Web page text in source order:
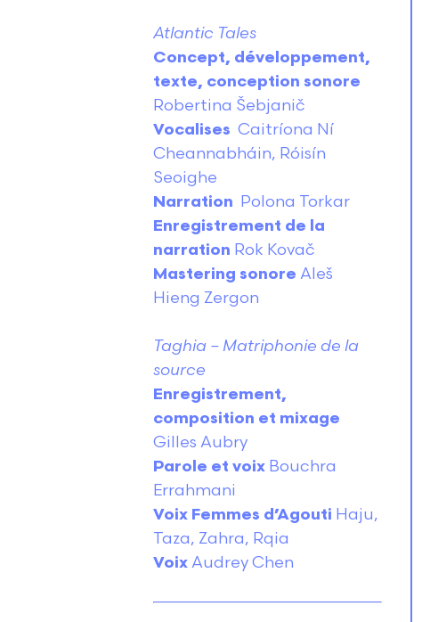
Atlantic Tales
Concept, développement,
texte, conception sonore
Robertina Šebjanič
Vocalises Caitríona Ní
Cheannabháin, Róisín
Seoighe
Narration Polona Torkar
Enregistrement de la
narration Rok Kovač
Mastering sonore Aleš
Hieng Zergon
Taghia – Matriphonie de la
source
Enregistrement,
composition et mixage
Gilles Aubry
Parole et voix Bouchra
Errahmani
Voix Femmes d’Agouti Haju,
Taza, Zahra, Rqia
VoixAudrey Chen